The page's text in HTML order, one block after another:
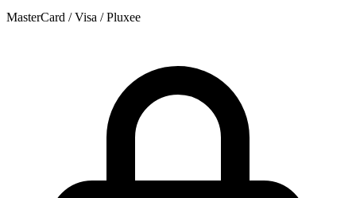
MasterCard / Visa / Pluxee